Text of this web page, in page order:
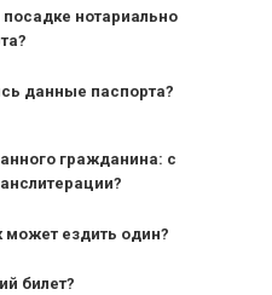
нотариально
данные паспорта?
гражданина: с
может ездить один?
билет?